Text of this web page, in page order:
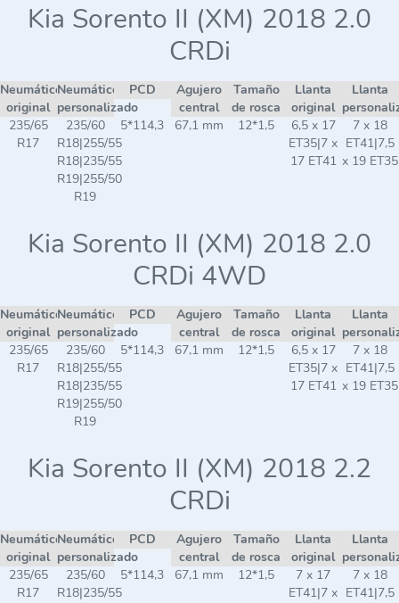
Kia Sorento II (XM) 2018 2.0
CRDi
Neumático
original
Neumático
personalizado
PCD
Agujero
central
Tamaño
de rosca
Llanta
original
Llanta
235/65
R17
235/60
R18|255/55
R18|235/55
R19|255/50
R19
5*114,3 67,1 mm 12*1,5
6,5 x 17
ET35|7 x
17 ET41
7 x 18
ET41|7,5
x 19 ET35
Kia Sorento II (XM) 2018 2.0
CRDi 4WD
Neumático
original
Neumático
personalizado
PCD
Agujero
central
Tamaño
de rosca
Llanta
original
Llanta
235/65
R17
235/60
R18|255/55
R18|235/55
R19|255/50
R19
5*114,3 67,1 mm 12*1,5
6,5 x 17
ET35|7 x
17 ET41
7 x 18
ET41|7,5
x 19 ET35
Kia Sorento II (XM) 2018 2.2
CRDi
Neumático
original
Neumático
personalizado
PCD
Agujero
central
Tamaño
de rosca
Llanta
original
Llanta
235/65
R17
235/60
R18|235/55
5*114,3 67,1 mm 12*1,5
7 x 17
ET41|7 x
7 x 18
ET41|7,5